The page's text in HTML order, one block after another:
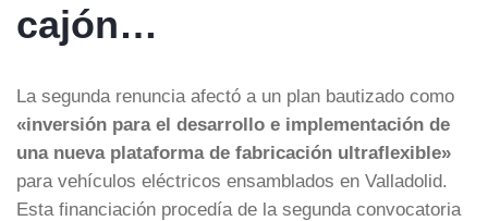
cajón…
La segunda renuncia afectó a un plan bautizado como
«inversión para el desarrollo e implementación de
una nueva plataforma de fabricación ultraflexible»
para vehículos eléctricos ensamblados en Valladolid.
Esta financiación procedía de la segunda convocatoria